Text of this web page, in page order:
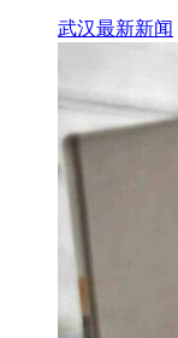
武汉最新新闻